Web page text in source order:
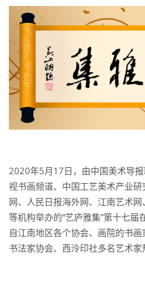
2020年5月17日，由中国美术导
视书画频道、中国工艺美术产业
网、人民日报海外网、江南艺术
等机构举办的“艺庐雅集”第十七
自江南地区各个协会、画院的书
书法家协会、西泠印社多名艺术家